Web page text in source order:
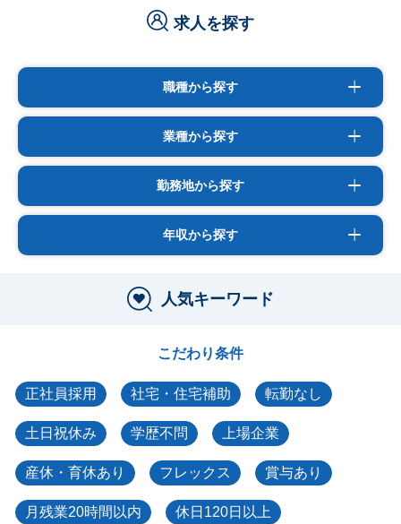
求人を探す
職種から探す
業種から探す
勤務地から探す
年収から探す
人気キーワード
こだわり条件
正社員採用 社宅・住宅補助 転勤なし
土日祝休み 学歴不問 上場企業
産休・育休あり フレックス 賞与あり
月残業20時間以内 休日120日以上